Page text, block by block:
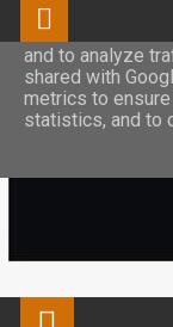
This site uses
and to analyze
shared with
metrics to
statistics, and to